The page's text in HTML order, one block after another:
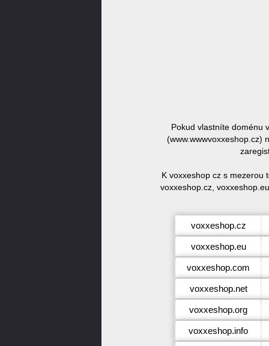
Pokud vlastníte doménu
(www.wwwvoxxeshop.cz)
K voxxeshop cz s mezerou
voxxeshop.cz,
voxxeshop.cz
voxxeshop.eu
voxxeshop.com
voxxeshop.net
voxxeshop.org
voxxeshop.info